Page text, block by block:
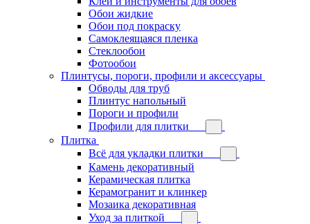
Обои жидкие
Обои под покраску
Самоклеящаяся пленка
Стеклообои
Фотообои
Плинтусы, пороги, профили и аксессуары
Обводы для труб
Плинтус напольный
Пороги и профили
Профили для плитки
Плитка
Всё для укладки плитки
Камень декоративный
Керамическая плитка
Керамогранит и клинкер
Мозаика декоративная
Уход за плиткой